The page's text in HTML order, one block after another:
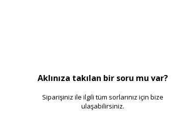
Aklınıza takılan bir soru mu var?
Siparişiniz ile ilgili tüm sorlarınız için bize
ulaşabilirsiniz.